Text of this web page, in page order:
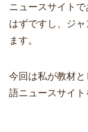
ニュースサイト
はずですし、ジ
ます。
今回は私が教材
語ニュースサイト